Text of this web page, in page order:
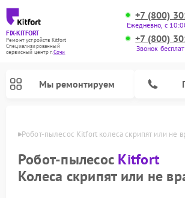
FIX-KITFORT
Ремонт устройств Kitfort
Специализированный
cервисный центр г.Сочи
+7 (800)
Ежедневно, с
+7 (800)
Звонок
Мы ремонтируем
Робот-пылесос Kitfort колеса скрипят или не
Робот-пылесос Kitfort
Колеса скрипят или не